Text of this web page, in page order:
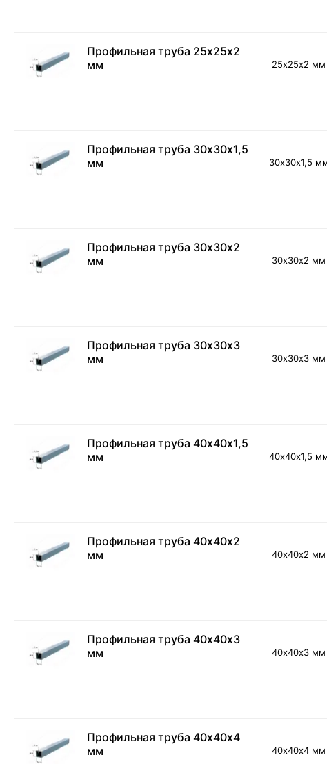
Профильная труба 25х25х2
мм
25х25х2 мм
Профильная труба 30х30х1,5
мм
30х30х1,5
Профильная труба 30х30х2
мм
30х30х2 мм
Профильная труба 30х30х3
мм
30х30х3 мм
Профильная труба 40х40х1,5
мм
40х40х1,5
Профильная труба 40х40х2
мм
40х40х2 мм
Профильная труба 40х40х3
мм
40х40х3 мм
Профильная труба 40х40х4
мм
40х40х4 мм